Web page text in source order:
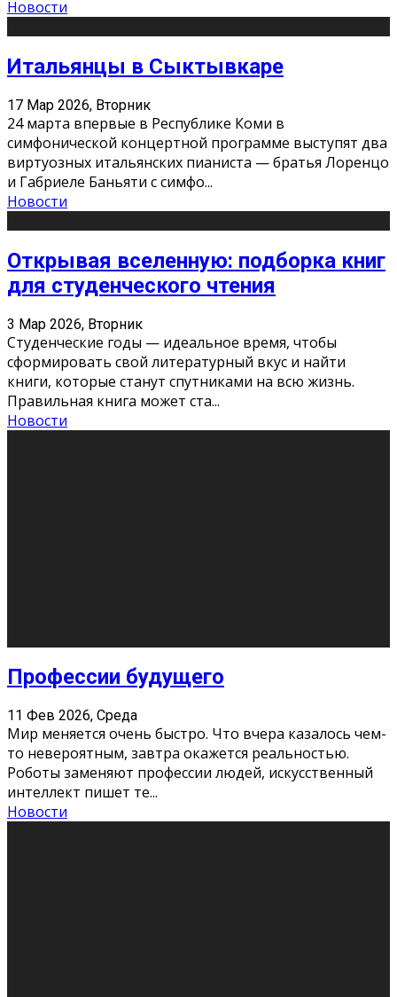
Новости
Итальянцы в Сыктывкаре
17 Мар 2026, Вторник
24 марта впервые в Республике Коми в
симфонической концертной программе выступят два
виртуозных итальянских пианиста — братья Лоренцо
и Габриеле Баньяти с симфо...
Новости
Открывая вселенную: подборка книг
для студенческого чтения
3 Мар 2026, Вторник
Студенческие годы — идеальное время, чтобы
сформировать свой литературный вкус и найти
книги, которые станут спутниками на всю жизнь.
Правильная книга может ста...
Новости
Как бороться со стрессом
11 Фев 2026, Среда
Стресс – нормальная реакция организма, когда
факторов, воздействующих на твой организм
больше, чем ресурсов. Есть советы, как бороться со
стрессовым состояни
Новости